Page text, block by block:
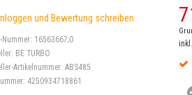
und Bewertung schreiben
Nummer: 16563667;0
BE TURBO
Artikelnummer:ABS485
4250934718861